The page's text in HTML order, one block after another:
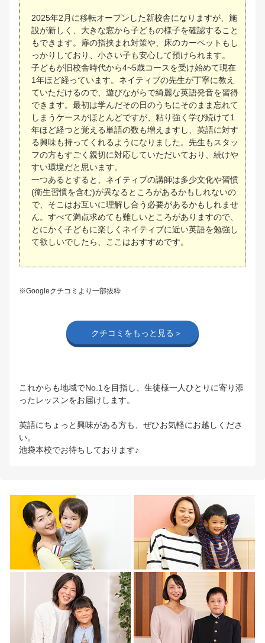
2025年2月に移転オープンした新校舎になりますが、施
設が新しく、大きな窓から子どもの様子を確認すること
もできます。扉の指挟まれ対策や、床のカーペットもし
っかりしており、小さい子も安心して預けられます。
子どもが旧校舎時代から4~5歳コースを受け始めて現在
1年ほど経っています。ネイティブの先生が丁寧に教え
ていただけるので、遊びながらで綺麗な英語発音を習得
できます。最初は学んだその日のうちにそのまま忘れて
しまうケースがほとんどですが、粘り強く学び続けて1
年ほど経つと覚える単語の数も増えますし、英語に対す
る興味も持ってくれるようになりました。先生もスタッ
フの方もすごく親切に対応していただいており、続けや
すい環境だと思います。
一つあるとすると、ネイティブの講師は多少文化や習慣
(衛生習慣を含む)が異なるところがあるかもしれないの
で、そこはお互いに理解し合う必要があるかもしれませ
ん。すべて満点求めても難しいところがありますので、
とにかく子どもに楽しくネイティブに近い英語を勉強し
て欲しいでしたら、ここはおすすめです。
※Googleクチコミより一部抜粋
クチコミをもっと見る＞
これからも地域でNo.1を目指し、生徒様一人ひとりに寄り添
ったレッスンをお届けします。
英語にちょっと興味がある方も、ぜひお気軽にお越しくださ
い。
池袋本校でお待ちしております♪